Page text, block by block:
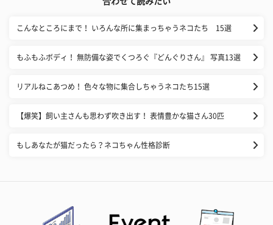
こんなところにまで！ いろんな所に集まっちゃうネコたち 15選
もふもふボディ！ 無防備な姿でくつろぐ『どんぐりさん』 写真13選
リアルねこあつめ！ 色々な物に集合しちゃうネコたち15選
【爆笑】飼い主さんも思わず吹き出す！ 表情豊かな猫さん30匹
もしあなたが猫だったら？ネコちゃん性格診断